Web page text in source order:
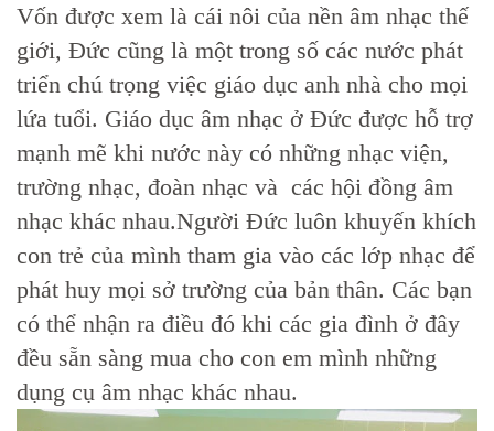
Vốn được xem là cái nôi của nền âm nhạc thế
giới, Đức cũng là một trong số các nước phát
triển chú trọng việc giáo dục anh nhà cho mọi
lứa tuổi. Giáo dục âm nhạc ở Đức được hỗ trợ
mạnh mẽ khi nước này có những nhạc viện,
trường nhạc, đoàn nhạc và các hội đồng âm
nhạc khác nhau.Người Đức luôn khuyến khích
con trẻ của mình tham gia vào các lớp nhạc để
phát huy mọi sở trường của bản thân. Các bạn
có thể nhận ra điều đó khi các gia đình ở đây
đều sẵn sàng mua cho con em mình những
dụng cụ âm nhạc khác nhau.